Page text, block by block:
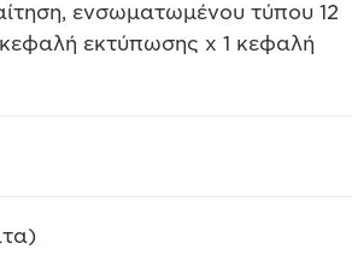
ενσωματωμένου τύπου 12
εκτύπωσης x 1 κεφαλή